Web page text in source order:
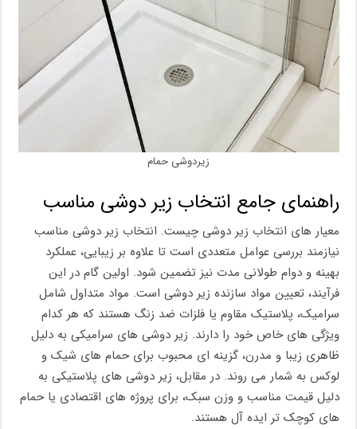
زیردوشی حمام
راهنمای جامع انتخاب زیر دوشی مناسب
معیار های انتخاب زیر دوشی چیست. انتخاب زیر دوشی مناسب
نیازمند بررسی عوامل متعددی است تا علاوه بر زیبایی، عملکرد
بهینه و دوام طولانی‌ مدت نیز تضمین شود. اولین گام در این
فرآیند، تعیین مواد سازنده زیر دوشی است. مواد متداول شامل
سرامیک، پلاستیک مقاوم یا فلزات ضد زنگ هستند که هر کدام
ویژگی‌ های خاص خود را دارند. زیر دوشی‌ های سرامیکی به دلیل
ظاهری زیبا و مدرن، گزینه‌ ای محبوب برای حمام‌ های شیک و
لوکس به شمار می ‌روند. در مقابل، زیر دوشی‌ های پلاستیکی به
دلیل قیمت مناسب و وزن سبک، برای پروژه‌ های اقتصادی یا حمام‌
های کوچک ‌تر ایده ‌آل هستند.